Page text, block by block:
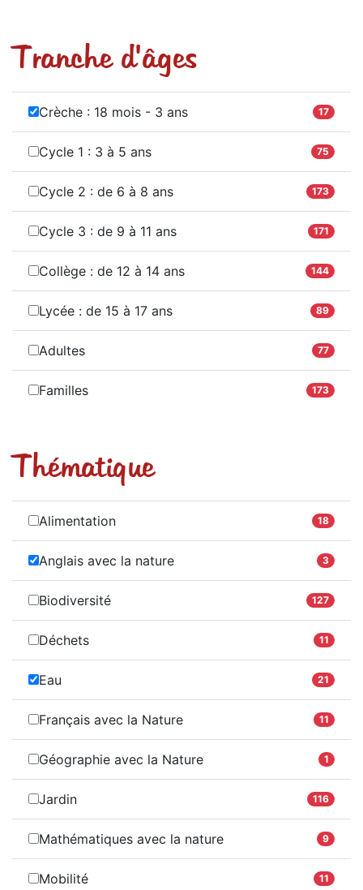
Tranche d'âges
Crèche : 18 mois - 3 ans 17
Cycle 1 : 3 à 5 ans 75
Cycle 2 : de 6 à 8 ans 173
Cycle 3 : de 9 à 11 ans 171
Collège : de 12 à 14 ans 144
Lycée : de 15 à 17 ans 89
Adultes 77
Familles 173
Thématique
Alimentation 18
Anglais avec la nature 3
Biodiversité 127
Déchets 11
Eau 21
Français avec la Nature 11
Géographie avec la Nature 1
Jardin 116
Mathématiques avec la nature 9
Mobilité 11